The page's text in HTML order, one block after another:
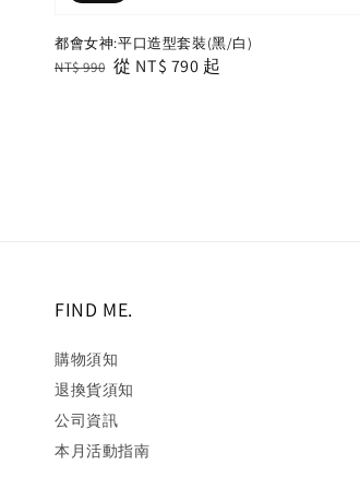
都會女神:平口造型套裝(黑/白)
Regular
NT$ 990 Sale
從 NT$ 790 起
FIND ME.
購物須知
退換貨須知
公司資訊
本月活動指南